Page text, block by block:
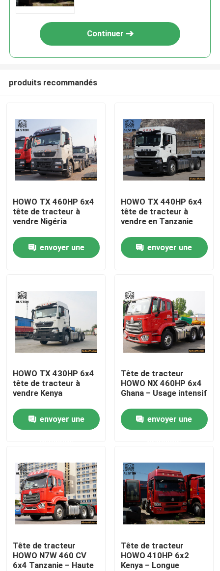
Produits
A propos de nous
Visite d'usine
Contrôle de la qualité
nouvelles
Tous les cas
HOWO Tête de tracteur
Continuer
produits recommandés
HOWO TX 460HP 6x4
tête de tracteur à
vendre Nigéria
envoyer une
HOWO TX 440HP 6x4
tête de tracteur à
vendre en Tanzanie
envoyer une
HOWO TX 430HP 6x4
tête de tracteur à
vendre Kenya
envoyer une
Tête de tracteur
HOWO NX 460HP 6x4
Ghana – Usage intensif
envoyer une
Tête de tracteur
HOWO N7W 460 CV
6x4 Tanzanie – Haute
Tête de tracteur
HOWO 410HP 6x2
Kenya – Longue